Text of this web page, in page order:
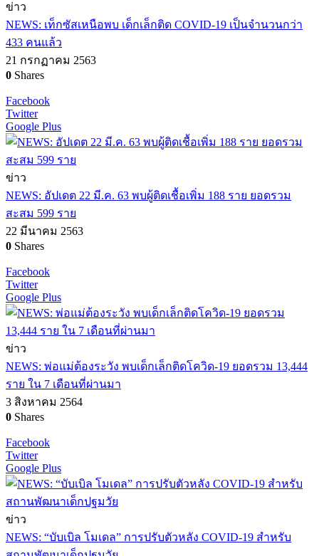
ข่าว
NEWS: เท็กซัสเหนือพบ เด็กเล็กติด COVID-19 เป็นจำนวนกว่า
433 คนแล้ว
21 กรกฏาคม 2563
0 Shares
Facebook
Twitter
Google Plus
ข่าว
NEWS: อัปเดต 22 มี.ค. 63 พบผู้ติดเชื้อเพิ่ม 188 ราย ยอดรวม
สะสม 599 ราย
22 มีนาคม 2563
0 Shares
Facebook
Twitter
Google Plus
ข่าว
NEWS: พ่อแม่ต้องระวัง พบเด็กเล็กติดโควิด-19 ยอดรวม 13,444
ราย ใน 7 เดือนที่ผ่านมา
3 สิงหาคม 2564
0 Shares
Facebook
Twitter
Google Plus
ข่าว
NEWS: “บับเบิล โมเดล” การปรับตัวหลัง COVID-19 สำหรับ